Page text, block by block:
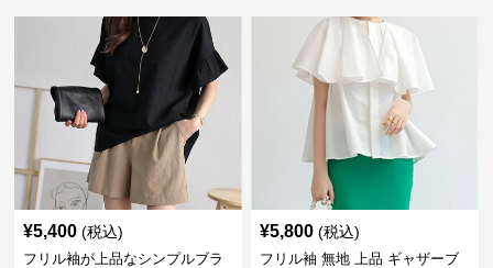
¥5,400 (税込)
フリル袖が上品なシンプルブラ
¥5,800 (税込)
フリル袖 無地 上品 ギャザーブ